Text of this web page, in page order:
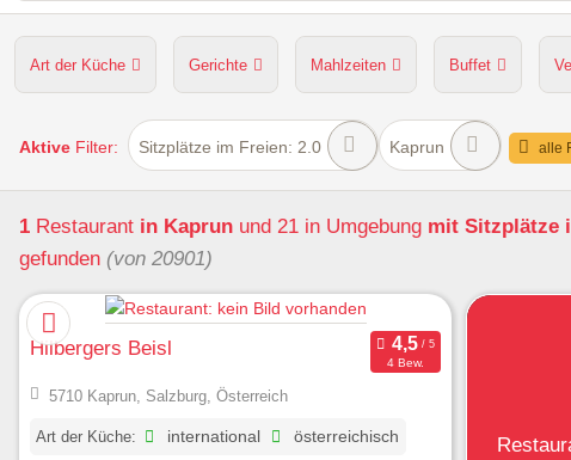
Art der Küche Gerichte Mahlzeiten Buffet
Hunde erlaubt Kapazität Sitzplätze im Freien
Aktive Filter: Sitzplätze im Freien: 2.0 Kaprun alle
1 Restaurant in Kaprun und 21 in Umgebung mit Sitzplätze
gefunden (von 20901)
Hilbergers Beisl
4 Bew.
5710 Kaprun, Salzburg, Österreich
Art der Küche: international österreichisch